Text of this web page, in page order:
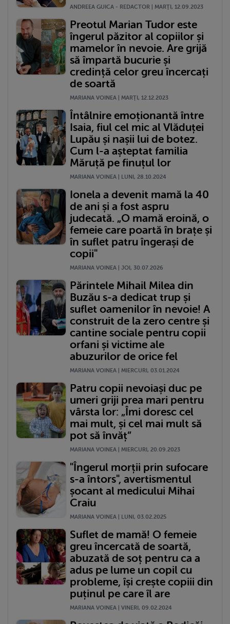
ANDREEA GUICA - REDACTOR | MARŢI, 12.09.2023
Preotul Marian Tudor este
îngerul păzitor al copiilor și
mamelor în nevoie. Are grijă
să împartă bucurie și
credință celor greu încercați
de soartă
MARIANA VOINEA | MARŢI, 12.12.2023
Întâlnire emoționantă între
Isaia, fiul cel mic al Vlăduței
Lupău și nașii lui de botez.
Cum l-a așteptat familia
Măruță pe finuțul lor
MARIANA VOINEA | LUNI, 28.10.2024
Ionela a devenit mamă la 40
de ani și a fost aspru
judecată. „O mamă eroină, o
femeie care poartă în brațe și
în suflet patru îngerași de
copii"
MARIANA VOINEA | JOI, 30.07.2026
Părintele Mihail Milea din
Buzău s-a dedicat trup și
suflet oamenilor în nevoie! A
construit de la zero centre și
cantine sociale pentru copii
orfani și victime ale
abuzurilor de orice fel
MARIANA VOINEA | MIERCURI, 03.01.2024
Patru copii nevoiași duc pe
umeri griji prea mari pentru
vârsta lor: „Îmi doresc cel
mai mult, și cel mai mult să
pot să învăț”
MARIANA VOINEA | MIERCURI, 20.09.2023
"Îngerul morții prin sufocare
s-a întors", avertismentul
șocant al medicului Mihai
Craiu
MARIANA VOINEA | LUNI, 03.02.2025
Suflet de mamă! O femeie
greu încercată de soartă,
abuzată de soț pentru ca a
adus pe lume un copil cu
probleme, își crește copiii din
puținul pe care îl are
MARIANA VOINEA | VINERI, 09.02.2024